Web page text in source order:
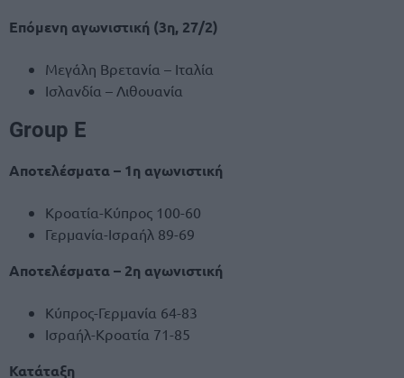
Επόμενη αγωνιστική (3η, 27/2)
Μεγάλη Βρετανία – Ιταλία
Ισλανδία – Λιθουανία
Group E
Αποτελέσματα – 1η αγωνιστική
Κροατία-Κύπρος 100-60
Γερμανία-Ισραήλ 89-69
Αποτελέσματα – 2η αγωνιστική
Κύπρος-Γερμανία 64-83
Ισραήλ-Κροατία 71-85
Κατάταξη